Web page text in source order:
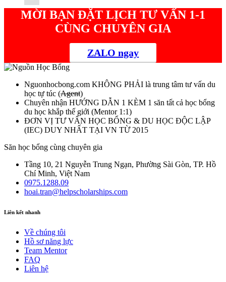
MỜI BẠN ĐẶT LỊCH TƯ VẤN 1-1
CÙNG CHUYÊN GIA
ZALO ngay
Nguonhocbong.com KHÔNG PHẢI là trung tâm tư vấn du
học tự túc (Agent)
Chuyên nhận HƯỚNG DẪN 1 KÈM 1 săn tất cả học bổng
du học khắp thế giới (Mentor 1:1)
ĐƠN VỊ TƯ VẤN HỌC BỔNG & DU HỌC ĐỘC LẬP
(IEC) DUY NHẤT TẠI VN TỪ 2015
Săn học bổng cùng chuyên gia
Tầng 10, 21 Nguyễn Trung Ngạn, Phường Sài Gòn, TP. Hồ
Chí Minh, Việt Nam
0975.1288.09
hoai.tran@helpscholarships.com
Liên kết nhanh
Về chúng tôi
Hồ sơ năng lực
Team Mentor
FAQ
Liên hệ